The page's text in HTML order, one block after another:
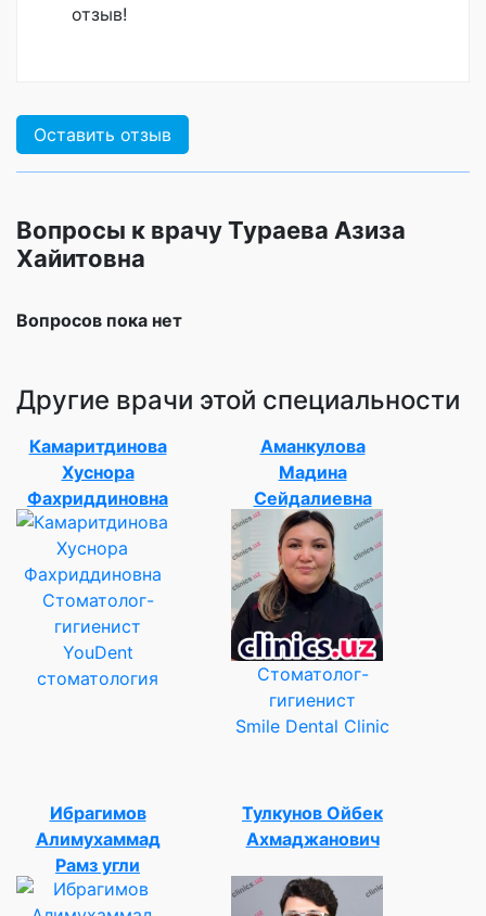
отзыв!
Оставить отзыв
Вопросы к врачу Тураева Азиза
Хайитовна
Вопросов пока нет
Другие врачи этой специальности
Камаритдинова
Хуснора
Фахриддиновна
Стоматолог-
гигиенист
YouDent
стоматология
Аманкулова
Мадина
Сейдалиевна
Стоматолог-
гигиенист
Smile Dental Clinic
Ибрагимов
Алимухаммад
Рамз угли
Тулкунов Ойбек
Ахмаджанович